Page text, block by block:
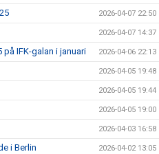
2026-04-07 22:50
2026-04-07 14:37
IFK-galan i januari 2026-04-06 22:13
2026-04-05 19:48
2026-04-05 19:44
2026-04-05 19:00
2026-04-03 16:58
i Berlin 2026-04-02 13:05